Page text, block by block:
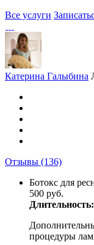
Все услуги
Катерина Галыбина
Отзывы (136)
Ботокс для
500 руб.
процедуры